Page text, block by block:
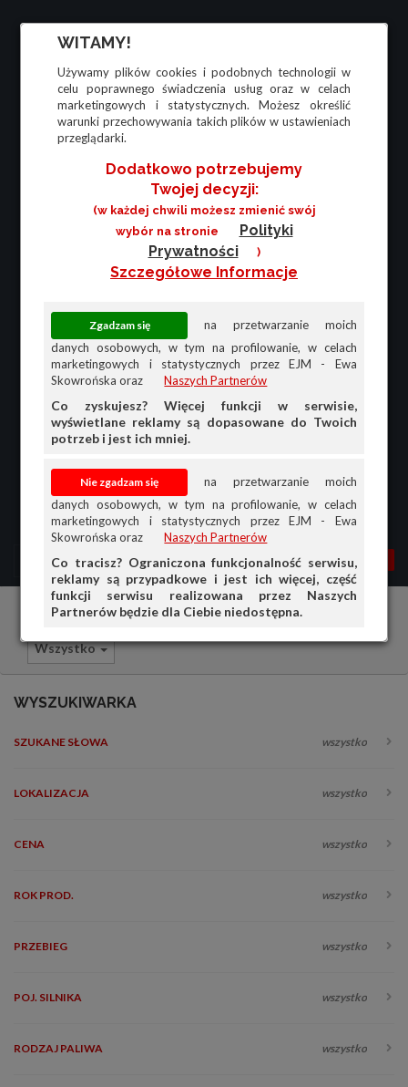
WITAMY!
Używamy plików cookies i podobnych technologii w
celu poprawnego świadczenia usług oraz w celach
marketingowych i statystycznych. Możesz określić
warunki przechowywania takich plików w ustawieniach
przeglądarki.
Dodatkowo potrzebujemy
Twojej decyzji:
(w każdej chwili możesz zmienić swój
wybór na stronie
Polityki
Prywatności
)
Szczegółowe Informacje
na przetwarzanie moich
danych osobowych, w tym na profilowanie, w celach
marketingowych i statystycznych przez EJM - Ewa
Skowrońska oraz
Naszych Partnerów
Co zyskujesz? Więcej funkcji w serwisie,
wyświetlane reklamy są dopasowane do Twoich
potrzeb i jest ich mniej.
na przetwarzanie moich
danych osobowych, w tym na profilowanie, w celach
marketingowych i statystycznych przez EJM - Ewa
Skowrońska oraz
Naszych Partnerów
Co tracisz? Ograniczona funkcjonalność serwisu,
reklamy są przypadkowe i jest ich więcej, część
funkcji serwisu realizowana przez Naszych
Partnerów będzie dla Ciebie niedostępna.
MENU MOJA AG
PRZEGLĄD
Samochody osobowe Land Rover
Wszystko
WYSZUKIWARKA
SZUKANE SŁOWA wszystko
LOKALIZACJA wszystko
CENA wszystko
ROK PROD. wszystko
PRZEBIEG wszystko
POJ. SILNIKA wszystko
RODZAJ PALIWA wszystko